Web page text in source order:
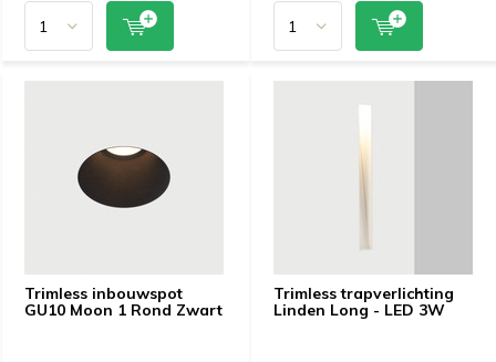
Trimless inbouwspot
GU10 Moon 1 Rond Zwart
Trimless trapverlichting
Linden Long - LED 3W